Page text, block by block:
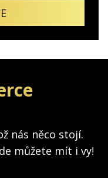
nás něco stojí.
můžete mít i vy!